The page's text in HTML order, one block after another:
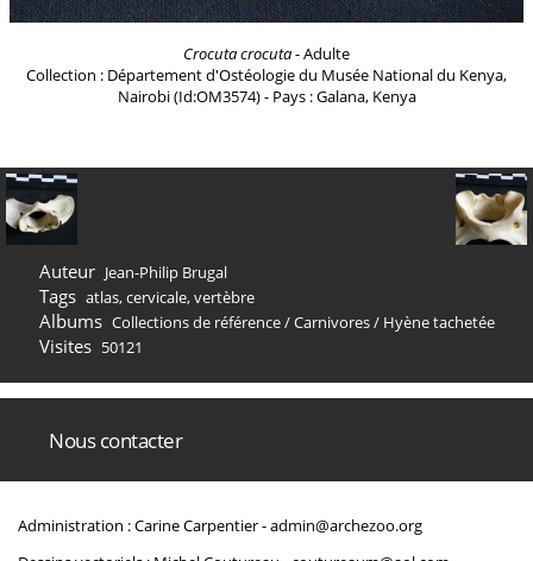
Crocuta crocuta- Adulte
Collection : Département d'Ostéologie du Musée National du Kenya,
Nairobi (Id:OM3574) - Pays : Galana, Kenya
Auteur Jean-Philip Brugal
Tags atlas,cervicale,vertèbre
Albums Collections de référence/Carnivores/ Hyène tachetée
Visites 50121
Nous contacter
Administration : Carine Carpentier -admin@archezoo.org